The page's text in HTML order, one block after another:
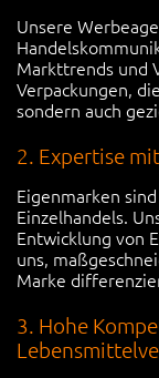
Unsere
Markttrends und
Verpackungen,
sondern auch
2. Expertise
Eigenmarken
Einzelhandels.
Entwicklung von
uns,
Marke
3. Hohe